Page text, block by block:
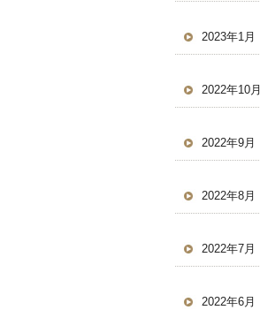
2023年1月
2022年10月
2022年9月
2022年8月
2022年7月
2022年6月